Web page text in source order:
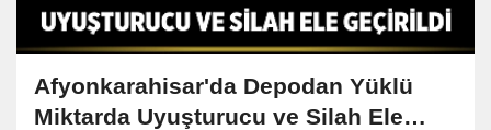
Afyonkarahisar'da Depodan Yüklü
Miktarda Uyuşturucu ve Silah Ele